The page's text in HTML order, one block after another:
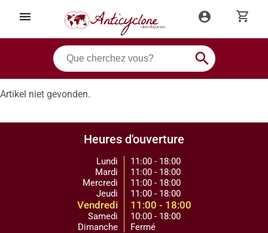
menu account_circle shopping_cart
search
Artikel niet gevonden.
Heures d'ouverture
Lundi
Mardi
Mercredi
Jeudi
Vendredi
Samedi
Dimanche
11:00 - 18:00
11:00 - 18:00
11:00 - 18:00
11:00 - 18:00
11:00 - 18:00
10:00 - 18:00
Fermé